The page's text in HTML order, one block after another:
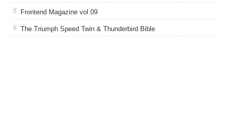
Frontend Magazine vol.09
The Triumph Speed Twin & Thunderbird Bible